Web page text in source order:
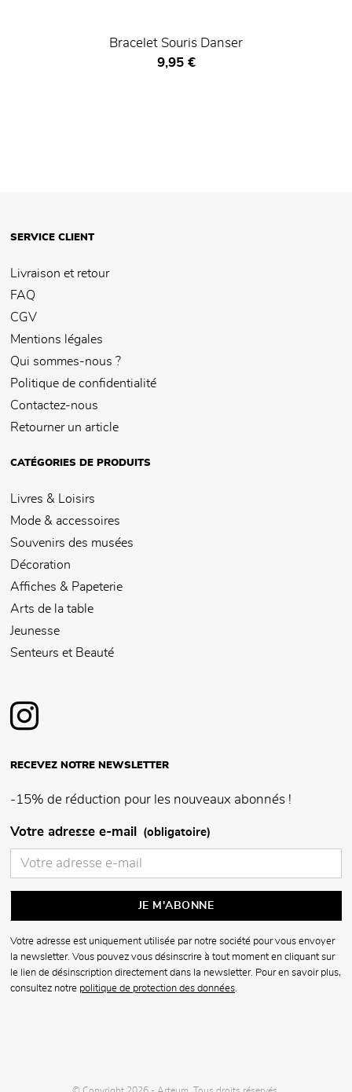
Bracelet Souris Danser
Prix ​​actuel
9,95 €
SERVICE CLIENT
Livraison et retour
FAQ
CGV
Mentions légales
Qui sommes-nous ?
Politique de confidentialité
Contactez-nous
Retourner un article
CATÉGORIES DE PRODUITS
Livres & Loisirs
Mode & accessoires
Souvenirs des musées
Décoration
Affiches & Papeterie
Arts de la table
Jeunesse
Senteurs et Beauté
RECEVEZ NOTRE NEWSLETTER
-15% de réduction pour les nouveaux abonnés !
Votre adresse e-mail (obligatoire)
Votre adresse est uniquement utilisée par notre société pour vous envoyer
la newsletter. Vous pouvez vous désinscrire à tout moment en cliquant sur
le lien de désinscription directement dans la newsletter. Pour en savoir plus,
consultez notre politique de protection des données.